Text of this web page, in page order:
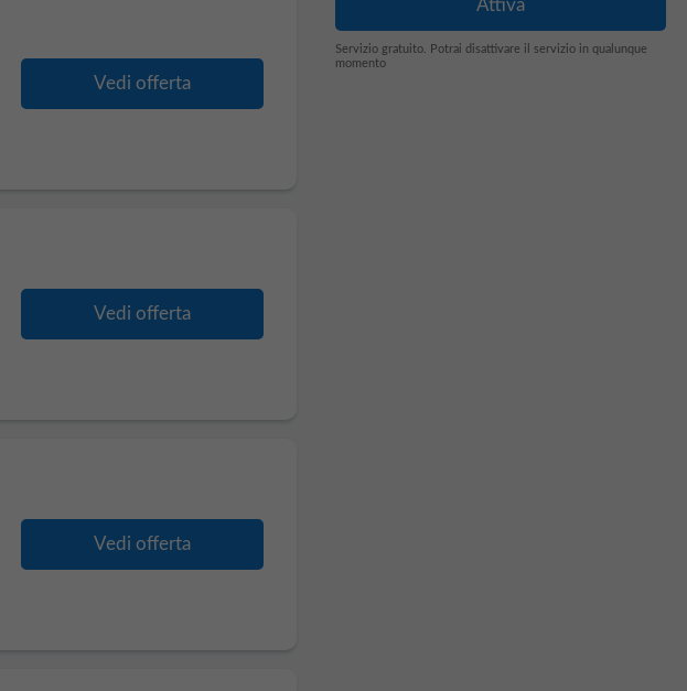
Vedi offerta
Vedi offerta
Vedi offerta
Servizio gratuito. Potrai disattivare il servizio in qualunque
momento